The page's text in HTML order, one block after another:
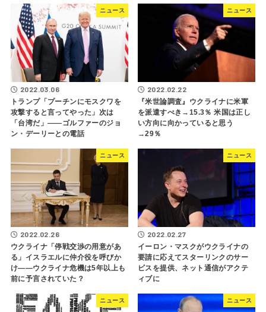
ニュース
2022.03.06
トランプ「プーチンにモスクワを
攻撃すると言ってやった」次は
「台湾だ」――ゴルファーのジョ
ン・デーリーとの電話
ニュース
2022.02.22
『米世論調査』ウクライナに米軍
を派遣すべき→15.3％ 米国は正し
い方向に向かっていると思う
→29％
ニュース
2022.02.26
ウクライナ「停戦交渉の用意があ
る」イスラエルに仲介役を呼びか
け――ウクライナ危機は5年以上も
前に予言されていた？
ニュース
2022.02.27
イーロン・マスクがウクライナの
要請に応えてスターリンクのサー
ビスを提供、ネット通信がアクテ
ィブに
ニュース ニュース